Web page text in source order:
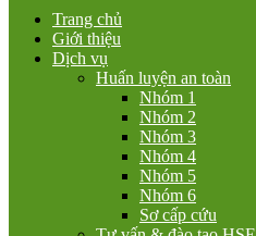
Trang chủ
Giới thiệu
Dịch vụ
Huấn luyện an toàn
Nhóm 1
Nhóm 2
Nhóm 3
Nhóm 4
Nhóm 5
Nhóm 6
Sơ cấp cứu